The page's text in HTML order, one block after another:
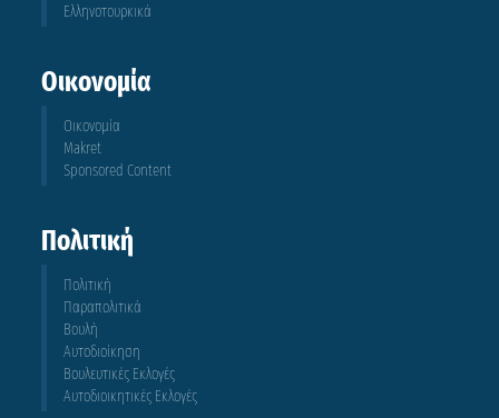
Ελληνοτουρκικά
Οικονομία
Οικονομία
Makret
Sponsored Content
Πολιτική
Πολιτική
Παραπολιτικά
Βουλή
Αυτοδιοίκηση
Βουλευτικές Εκλογές
Αυτοδιοικητικές Εκλογές